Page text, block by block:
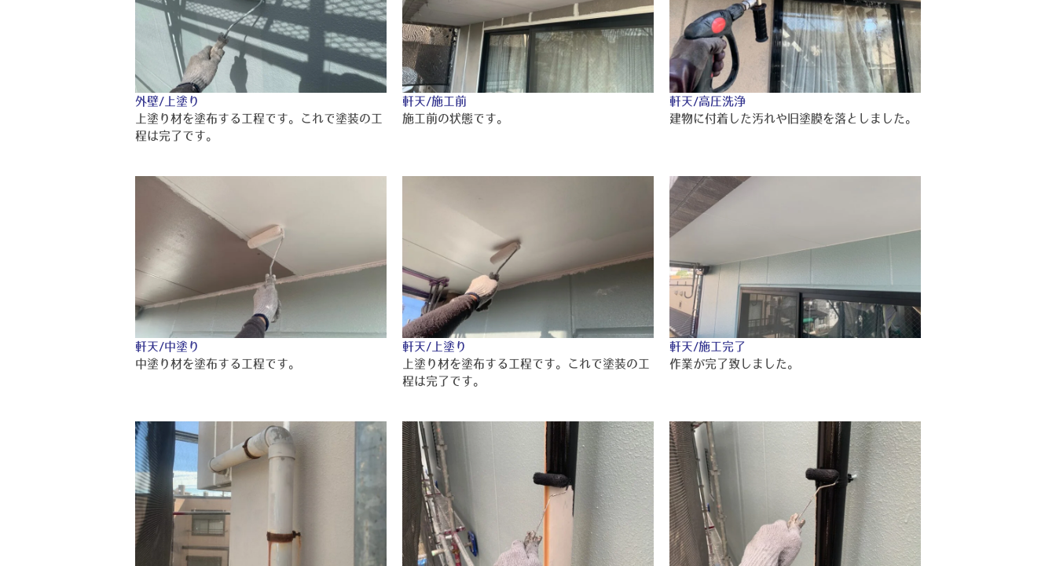
外壁/上塗り
上塗り材を塗布する工程です。これで塗装の工
程は完了です。
軒天/施工前
施工前の状態です。
軒天/高圧洗浄
建物に付着した汚れや旧塗膜を落としました。
軒天/中塗り
中塗り材を塗布する工程です。
軒天/上塗り
上塗り材を塗布する工程です。これで塗装の工
程は完了です。
軒天/施工完了
作業が完了致しました。